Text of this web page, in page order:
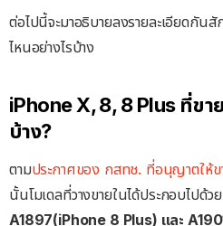
ต่อไปนี้จะมาอธิบายลงรายละเอียดกัน
ไหนอย่างไรบ้าง
iPhone X, 8, 8 Plus ที่ขา
บ้าง?
ตามประกาศของ กสทช. ที่อนุญาตให้
นั้นโมเดลที่วางขายในได้ประกอบไปด้วย
A1897(iPhone 8 Plus) และ